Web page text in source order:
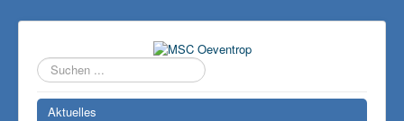
Suchen
...
Aktuelles